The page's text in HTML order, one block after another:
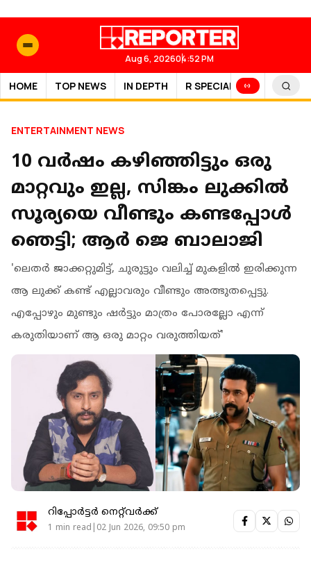
Aug 6, 202604:52 PM
HOME TOP NEWS IN DEPTH R SPECIAL SPORTS
ENTERTAINMENT NEWS
10 വർഷം കഴിഞ്ഞിട്ടും ഒരു
മാറ്റവും ഇല്ല, സിങ്കം ലുക്കിൽ
സൂര്യയെ വീണ്ടും കണ്ടപ്പോൾ
ഞെട്ടി; ആർ ജെ ബാലാജി
'ലെതർ ജാക്കറ്റുമിട്ട്, ചുരുട്ടും വലിച്ച് മുകളിൽ ഇരിക്കുന്ന
ആ ലുക്ക് കണ്ട് എല്ലാവരും വീണ്ടും അത്ഭുതപ്പെട്ടു.
എപ്പോഴും മുണ്ടും ഷർട്ടും മാത്രം പോരല്ലോ എന്ന്
കരുതിയാണ് ആ ഒരു മാറ്റം വരുത്തിയത്'
റിപ്പോർട്ടർ നെറ്റ്‌വര്‍ക്ക്‌
1 min read|02 Jun 2026, 09:50 pm